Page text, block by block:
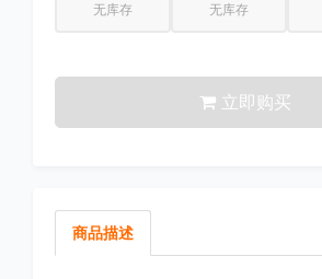
无库存 无库存
立即购买
商品描述